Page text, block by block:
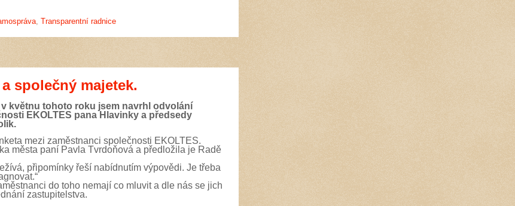
, Transparentní radnice
společný majetek.
květnu tohoto roku jsem navrhl odvolání
EKOLTES pana Hlavinky a předsedy
mezi zaměstnanci společnosti EKOLTES.
města paní Pavla Tvrdoňová a předložila je Radě
připomínky řeší nabídnutím výpovědi. Je třeba
do toho nemají co mluvit a dle nás se jich
zastupitelstva.